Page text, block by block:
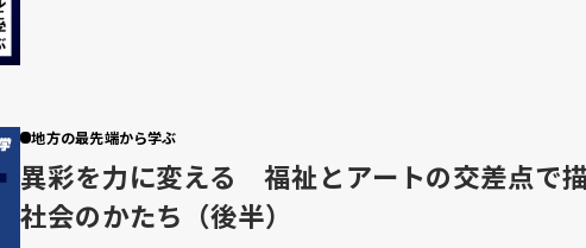
地方の最先端から学ぶ
異彩を力に変える 福祉とアートの交差点で
社会のかたち（後半）